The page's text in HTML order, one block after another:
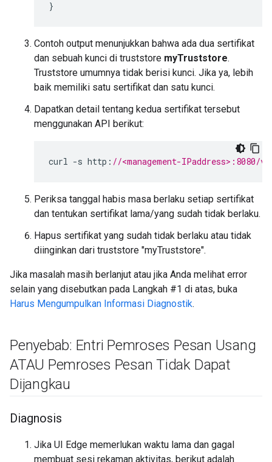
Contoh output menunjukkan bahwa ada dua sertifikat
dan sebuah kunci di truststore myTruststore.
Truststore umumnya tidak berisi kunci. Jika ya, lebih
baik memiliki satu sertifikat dan satu kunci.
Dapatkan detail tentang kedua sertifikat tersebut
menggunakan API berikut:
curl -s http : //<management-IPaddress>:8080/
Periksa tanggal habis masa berlaku setiap sertifikat
dan tentukan sertifikat lama/yang sudah tidak berlaku.
Hapus sertifikat yang sudah tidak berlaku atau tidak
diinginkan dari truststore "myTruststore".
Jika masalah masih berlanjut atau jika Anda melihat error
selain yang disebutkan pada Langkah #1 di atas, buka
Harus Mengumpulkan Informasi Diagnostik.
Penyebab: Entri Pemroses Pesan Usang
ATAU Pemroses Pesan Tidak Dapat
Dijangkau
Diagnosis
Jika UI Edge memerlukan waktu lama dan gagal
membuat sesi rekaman aktivitas, berikut adalah